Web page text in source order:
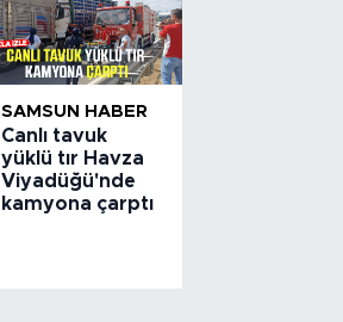
SAMSUN HABER
Canlı tavuk
yüklü tır Havza
Viyadüğü'nde
kamyona çarptı